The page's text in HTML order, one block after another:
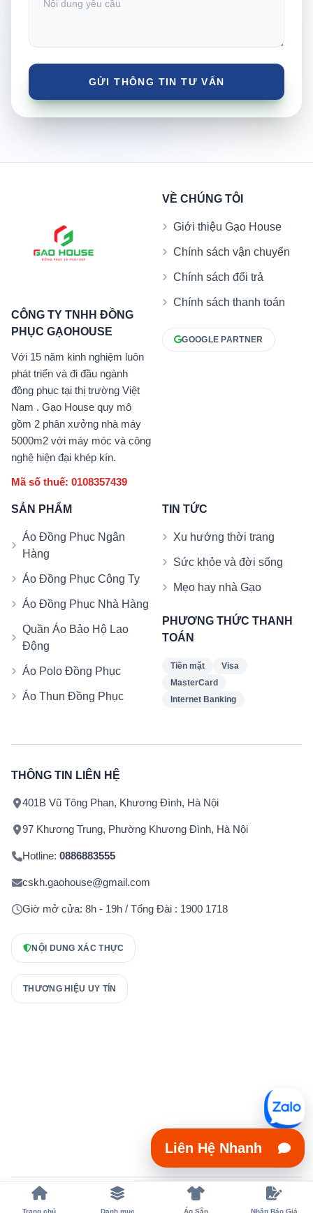
CÔNG TY TNHH ĐỒNG
PHỤC GẠOHOUSE
Với 15 năm kinh nghiệm luôn
phát triển và đi đầu ngành
đồng phục tại thị trường Việt
Nam . Gạo House quy mô
gồm 2 phân xưởng nhà máy
5000m2 với máy móc và công
nghệ hiện đại khép kín.
Mã số thuế: 0108357439
VỀ CHÚNG TÔI
Giới thiệu Gạo House
Chính sách vận chuyển
Chính sách đổi trả
Chính sách thanh toán
GOOGLE PARTNER
SẢN PHẨM
Áo Đồng Phục Ngân
Hàng
Áo Đồng Phục Công Ty
Áo Đồng Phục Nhà Hàng
Quần Áo Bảo Hộ Lao
Động
Áo Polo Đồng Phục
Áo Thun Đồng Phục
TIN TỨC
Xu hướng thời trang
Sức khỏe và đời sống
Mẹo hay nhà Gạo
PHƯƠNG THỨC THANH
TOÁN
Tiền mặt
Visa
MasterCard
Internet Banking
THÔNG TIN LIÊN HỆ
401B Vũ Tông Phan, Khương Đình, Hà Nội
97 Khương Trung, Phường Khương Đình, Hà Nội
Hotline: 0886883555
cskh.gaohouse@gmail.com
Giờ mở cửa: 8h - 19h / Tổng Đài : 1900 1718
NỘI DUNG XÁC THỰC
THƯƠNG HIỆU UY TÍN
Copyright 2023 © xuongmayaodongphuc.vn
Trang chủ Danh mục Áo Sẵn Nhận Báo Giá
Liên Hệ Nhanh